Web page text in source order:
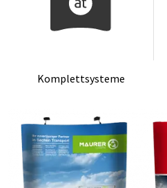
Kom­plett­sys­te­me